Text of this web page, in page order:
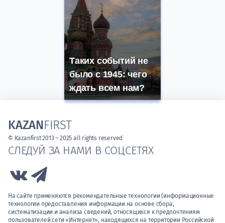
Таких событий не
было с 1945: чего
ждать всем нам?
СЛЕДУЙ ЗА НАМИ В СОЦСЕТЯХ
Link to Vk
На сайте применяются рекомендательные технологии (информационные
технологии предоставления информации на основе сбора,
систематизации и анализа сведений, относящихся к предпочтениям
пользователей сети «Интернет», находящихся на территории Российской
KAZANFIRST
© Kazanfirst 2013 – 2025 all rights reserved